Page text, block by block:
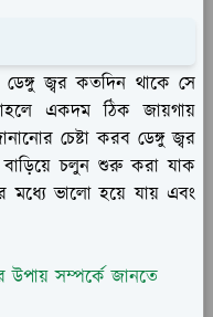
জ্বর কতদিন থাকে সে
একদম ঠিক জায়গায়
চেষ্টা করব ডেঙ্গু জ্বর
চলুন শুরু করা যাক
মধ্যে ভালো হয়ে যায় এবং
উপায় সম্পর্কে জানতে